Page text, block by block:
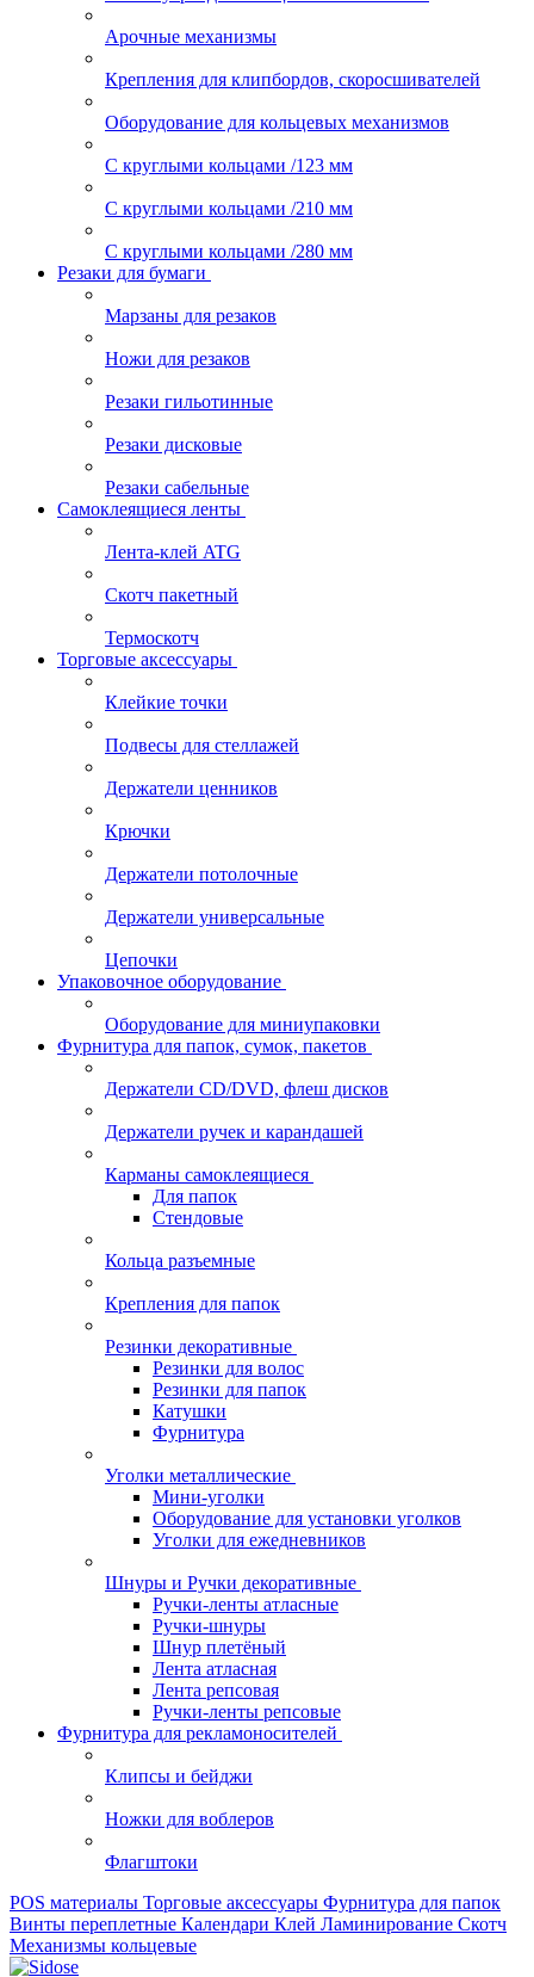
Арочные механизмы
Крепления для клипбордов, скоросшивателей
Оборудование для кольцевых механизмов
С круглыми кольцами /123 мм
С круглыми кольцами /210 мм
С круглыми кольцами /280 мм
Резаки для бумаги
Марзаны для резаков
Ножи для резаков
Резаки гильотинные
Резаки дисковые
Резаки сабельные
Самоклеящиеся ленты
Лента-клей ATG
Скотч пакетный
Термоскотч
Торговые аксессуары
Клейкие точки
Подвесы для стеллажей
Держатели ценников
Крючки
Держатели потолочные
Держатели универсальные
Цепочки
Упаковочное оборудование
Оборудование для миниупаковки
Фурнитура для папок, сумок, пакетов
Держатели CD/DVD, флеш дисков
Держатели ручек и карандашей
Карманы самоклеящиеся
Для папок
Стендовые
Кольца разъемные
Крепления для папок
Резинки декоративные
Резинки для волос
Резинки для папок
Катушки
Фурнитура
Уголки металлические
Мини-уголки
Оборудование для установки уголков
Уголки для ежедневников
Шнуры и Ручки декоративные
Ручки-ленты атласные
Ручки-шнуры
Шнур плетёный
Лента атласная
Лента репсовая
Ручки-ленты репсовые
Фурнитура для рекламоносителей
Клипсы и бeйджи
Ножки для воблеров
Флагштоки
POS материалы Торговые аксессуары Фурнитура для папок
Винты переплетные Календари Клей Ламинирование Скотч
Механизмы кольцевые